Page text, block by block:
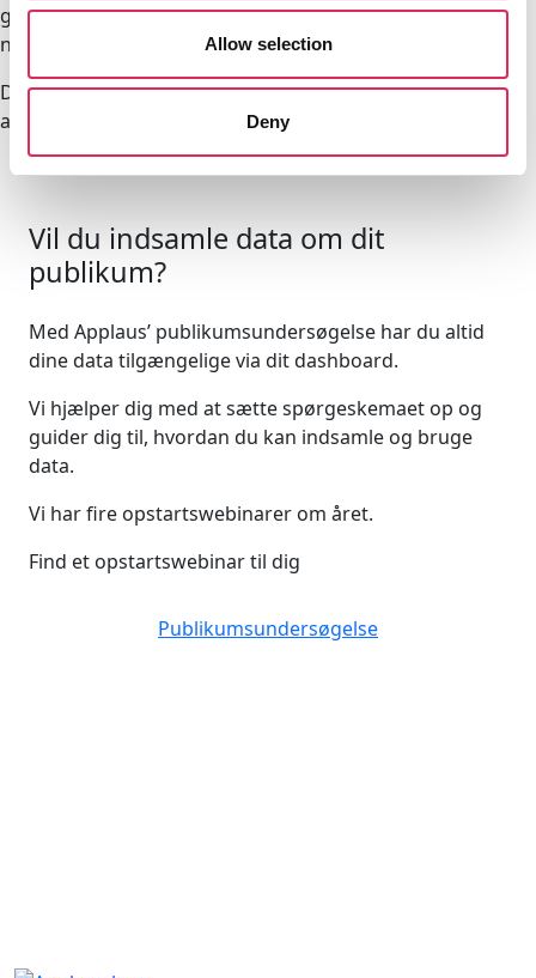
Allow selection
Deny
gætte. Man har faktisk nogle trends og
nogle synsninger og data at basere sine beslutninger på.”
Det handler om at være realistisk og kritisk, men også om
at tage den viden ind, man rent faktisk får tilbage.
Vil du indsamle data om dit
publikum?
Med Applaus’ publikumsundersøgelse har du altid
dine data tilgængelige via dit dashboard.
Vi hjælper dig med at sætte spørgeskemaet op og
guider dig til, hvordan du kan indsamle og bruge
data.
Vi har fire opstartswebinarer om året.
Find et opstartswebinar til dig
Publikumsundersøgelse